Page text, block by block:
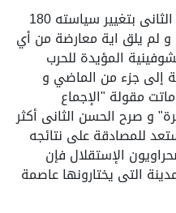
تجدر الإشارة إلى أن قرار الحسن الثانى بتغيير سياسته 180
لم يلق اية معارضة من أي
المؤيدة للحرب
إلى جزء من الماضي و
مقولة "الإجماع
و صرح الحسن الثانى أكثر
للمصادقة على نتائجه
الإستقلال فإن
التى يختارونها عاصمة